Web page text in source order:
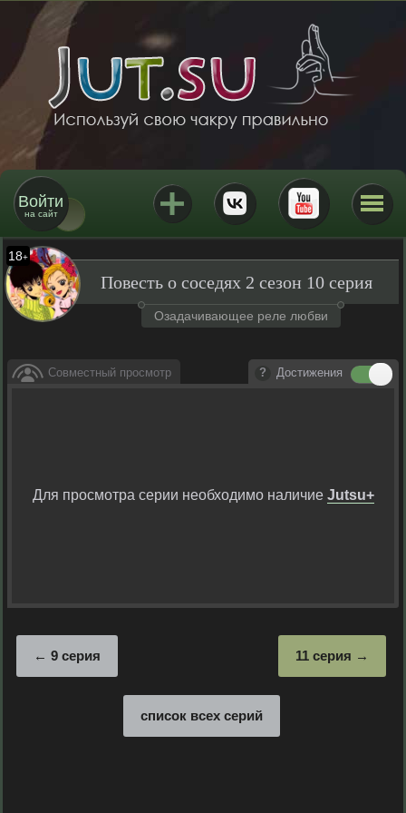
Войти
на сайт
18+
Повесть о соседях 2 сезон 10 серия
Озадачивающее реле любви
Совместный просмотр Достижения
Для просмотра серии необходимо наличие Jutsu+
11 серия
9 серия
список всех серий